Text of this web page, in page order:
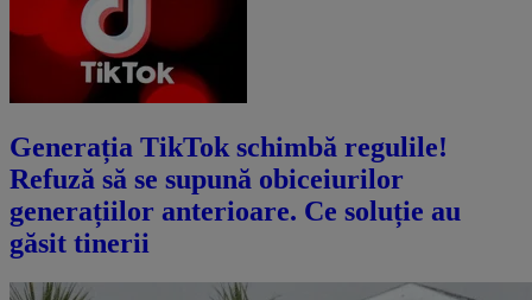
Generația TikTok schimbă regulile!
Refuză să se supună obiceiurilor
generațiilor anterioare. Ce soluție au
găsit tinerii